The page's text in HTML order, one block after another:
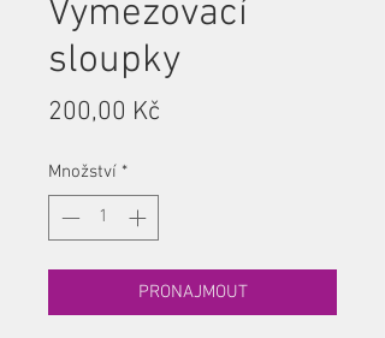
Vymezovací
sloupky
200,00 Kč
Množství *
PRONAJMOUT